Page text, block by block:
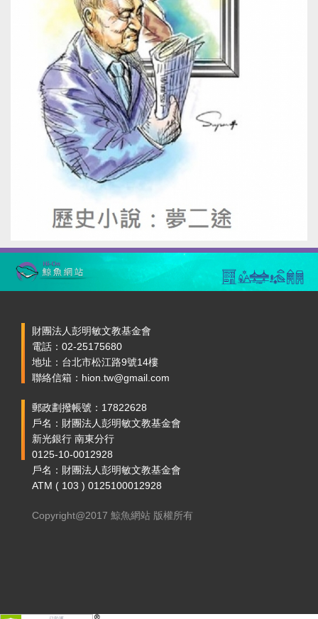
財團法人彭明敏文教基金會
電話：02-25175680
地址：台北市松江路9號14樓
聯絡信箱：hion.tw@gmail.com
郵政劃撥帳號：17822628
戶名：財團法人彭明敏文教基金會
新光銀行 南東分行
0125-10-0012928
戶名：財團法人彭明敏文教基金會
ATM ( 103 ) 0125100012928
Copyright@2017 鯨魚網站 版權所有